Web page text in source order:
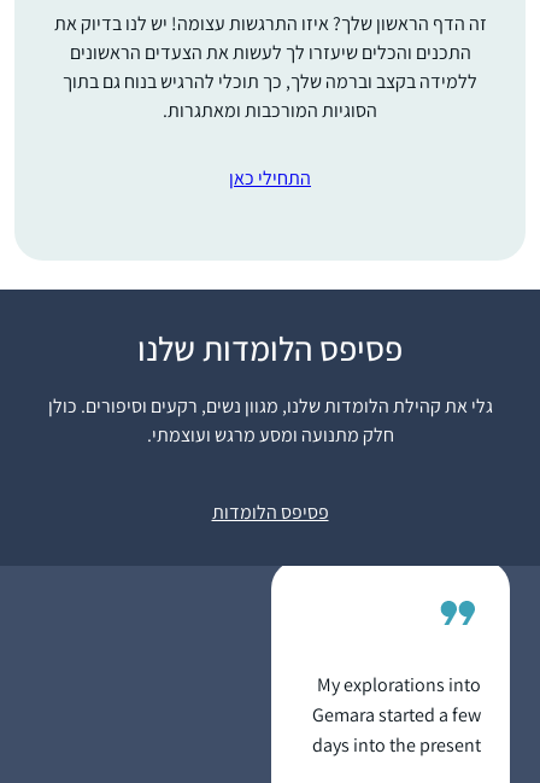
זה הדף הראשון שלך? איזו התרגשות עצומה! יש לנו בדיוק את
התכנים והכלים שיעזרו לך לעשות את הצעדים הראשונים
ללמידה בקצב וברמה שלך, כך תוכלי להרגיש בנוח גם בתוך
הסוגיות המורכבות ומאתגרות.
התחילי כאן
פסיפס הלומדות שלנו
גלי את קהילת הלומדות שלנו, מגוון נשים, רקעים וסיפורים. כולן
חלק מתנועה ומסע מרגש ועוצמתי.
פסיפס הלומדות
עשרות שנים של "ג’ינגול”
בין משפחה לקריירה
תובענית בהייטק,
הצטרפתי לשיעורי גמרא
עם קבוצת הנשים
המגוונת הייתה חוויה
מאלפת ומעשירה. לפני
מחזור הדף היומי הגיע
למסכת תענית הצטרפתי
כ”חברותא” לבעלי. זו
יודי אסקוף
My explorations into
Gemara started a few
days into the present